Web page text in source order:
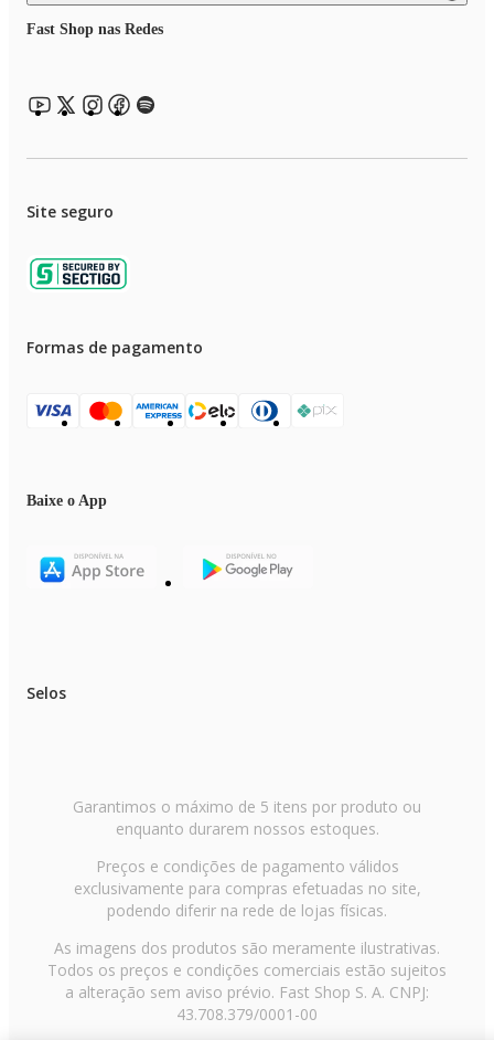
Fast Shop nas Redes
Site seguro
Formas de pagamento
Baixe o App
Selos
Garantimos o máximo de 5 itens por produto ou
enquanto durarem nossos estoques.
Preços e condições de pagamento válidos
exclusivamente para compras efetuadas no site,
podendo diferir na rede de lojas físicas.
As imagens dos produtos são meramente ilustrativas.
Todos os preços e condições comerciais estão sujeitos
a alteração sem aviso prévio. Fast Shop S. A. CNPJ:
43.708.379/0001-00